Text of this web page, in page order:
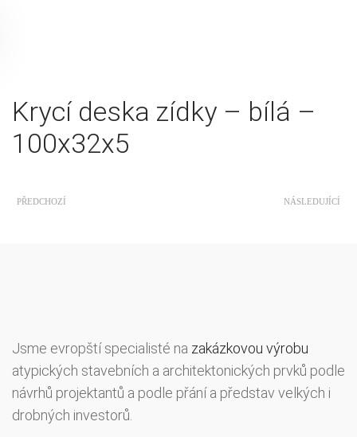
Krycí deska zídky – bílá –
100x32x5
PŘEDCHOZÍ NÁSLEDUJÍCÍ
Jsme evropští specialisté na zakázkovou výrobu
atypických stavebních a architektonických prvků podle
návrhů projektantů a podle přání a představ velkých i
drobných investorů.